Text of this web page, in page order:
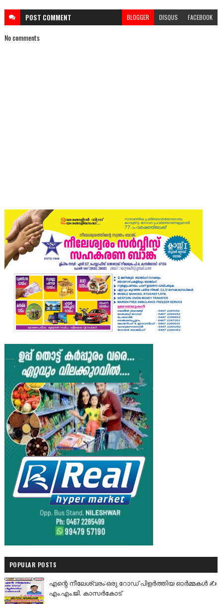
POST COMMENT BLOGGER DISQUS FACEBOOK
No comments
POPULAR POSTS
എന്റെ നീലേശ്വരം:ഒരു റോഡ് പിളർത്തിയ ഓർമ്മകൾ ✍️
എം.എം.ജി. കാസർകോട്